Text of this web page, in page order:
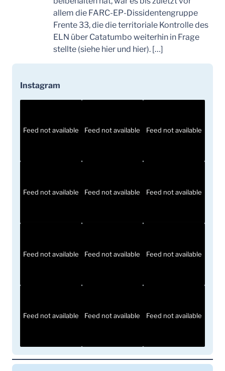
allem die FARC-EP-Dissidentengruppe
Frente 33, die die territoriale Kontrolle des
ELN über Catatumbo weiterhin in Frage
stellte (siehe hier und hier). […]
Instagram
Feed not available Feed not available Feed not available
Feed not available Feed not available Feed not available
Feed not available Feed not available Feed not available
Feed not available Feed not available Feed not available